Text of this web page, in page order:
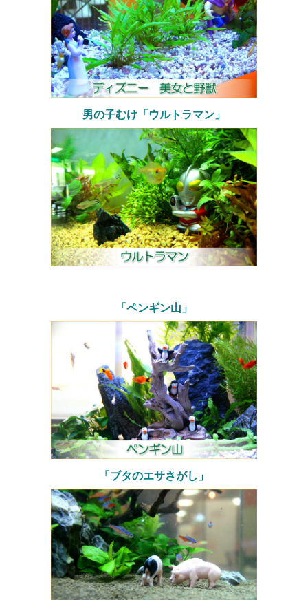
男の子むけ「ウルトラマン」
「ペンギン山」
「ブタのエサさがし」